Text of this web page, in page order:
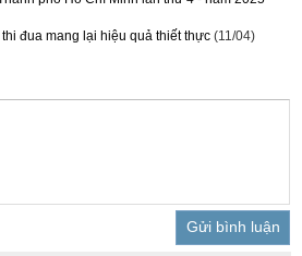
đua mang lại hiệu quả thiết thực (11/04)
Trả lời